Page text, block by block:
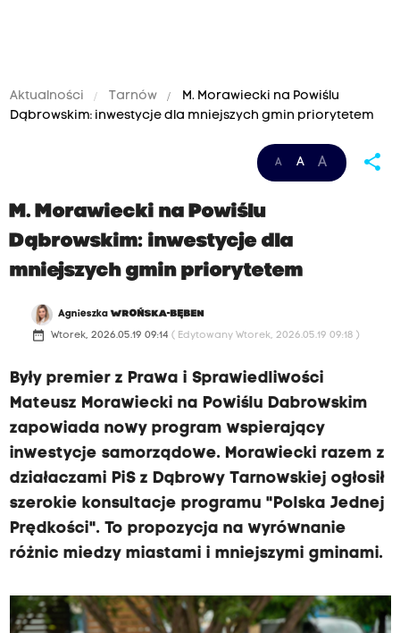
Aktualności Tarnów
M. Morawiecki na Powiślu
Dąbrowskim: inwestycje dla mniejszych gmin priorytetem
A A A share
M. Morawiecki na Powiślu
Dąbrowskim: inwestycje dla
mniejszych gmin priorytetem
AgnieszkaWROŃSKA-BĘBEN
date_range Wtorek, 2026.05.19 09:14 ( Edytowany Wtorek, 2026.05.19 09:18 )
Były premier z Prawa i Sprawiedliwości
Mateusz Morawiecki na Powiślu Dabrowskim
zapowiada nowy program wspierający
inwestycje samorządowe. Morawiecki razem z
działaczami PiS z Dąbrowy Tarnowskiej ogłosił
szerokie konsultacje programu "Polska Jednej
Prędkości". To propozycja na wyrównanie
różnic miedzy miastami i mniejszymi gminami.